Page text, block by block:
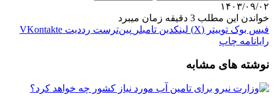
۱۴۰۳/۰۹/۰۲
خواندن این مطلب 3 دقیقه زمان میبرد
فیس بوک توییتر (X) لینکدین ‫تامبلر ‫پین‌ترست ‫رددیت ‫VKontakte
رایانامه چاپ
نوشته های مشابه